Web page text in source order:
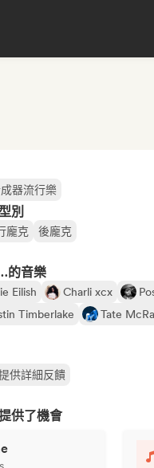
器流行樂
別
龐克 後龐克
的音樂
Eilish Charli xcx
Timberlake Tate
供詳細反饋
供了機會